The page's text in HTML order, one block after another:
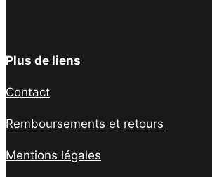
Plus de liens
Contact
Remboursements et retours
Mentions légales